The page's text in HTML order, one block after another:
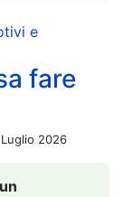
e
fare
2026